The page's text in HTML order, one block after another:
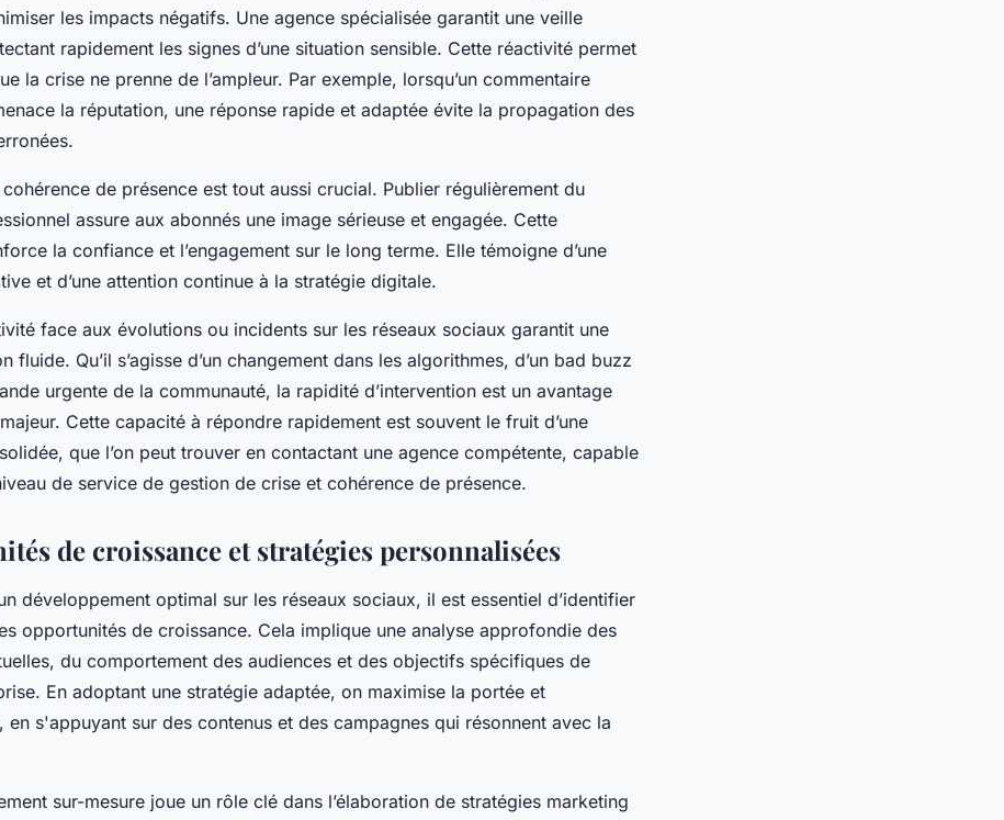
les impacts négatifs. Une agence spécialisée garantit une veille
rapidement les signes d’une situation sensible. Cette réactivité permet
la crise ne prenne de l’ampleur. Par exemple, lorsqu’un commentaire
la réputation, une réponse rapide et adaptée évite la propagation des
de présence est tout aussi crucial. Publier régulièrement du
assure aux abonnés une image sérieuse et engagée. Cette
la confiance et l’engagement sur le long terme. Elle témoigne d’une
et d’une attention continue à la stratégie digitale.
face aux évolutions ou incidents sur les réseaux sociaux garantit une
fluide. Qu’il s’agisse d’un changement dans les algorithmes, d’un bad buzz
urgente de la communauté, la rapidité d’intervention est un avantage
Cette capacité à répondre rapidement est souvent le fruit d’une
que l’on peut trouver en contactant une agence compétente, capable
de service de gestion de crise et cohérence de présence.
de croissance et stratégies personnalisées
développement optimal sur les réseaux sociaux, il est essentiel d’identifier
opportunités de croissance. Cela implique une analyse approfondie des
du comportement des audiences et des objectifs spécifiques de
En adoptant une stratégie adaptée, on maximise la portée et
en s'appuyant sur des contenus et des campagnes qui résonnent avec la
sur-mesure joue un rôle clé dans l’élaboration de stratégies marketing